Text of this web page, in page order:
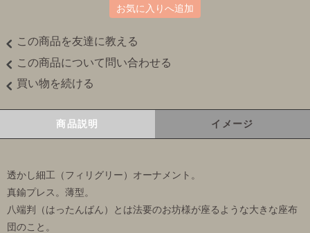
お気に入りへ追加
この商品を友達に教える
この商品について問い合わせる
買い物を続ける
商品説明 イメージ
透かし細工（フィリグリー）オーナメント。
真鍮プレス。薄型。
八端判（はったんばん）とは法要のお坊様が座るような大きな座布
団のこと。